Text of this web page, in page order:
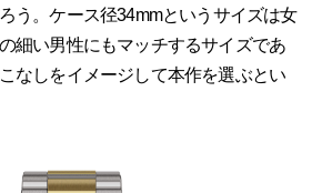
う。ケース径34mmというサイズは女
細い男性にもマッチするサイズであ
なしをイメージして本作を選ぶとい